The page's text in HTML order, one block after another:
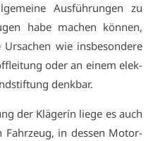
Aus­füh­run­gen zu
ha­be ma­chen kön­nen,
wie ins­be­son­de­re
oder an ei­nem elek­
denk­bar.
der Klä­ge­rin lie­ge es auch
Fahr­zeug, in des­sen Mo­tor­